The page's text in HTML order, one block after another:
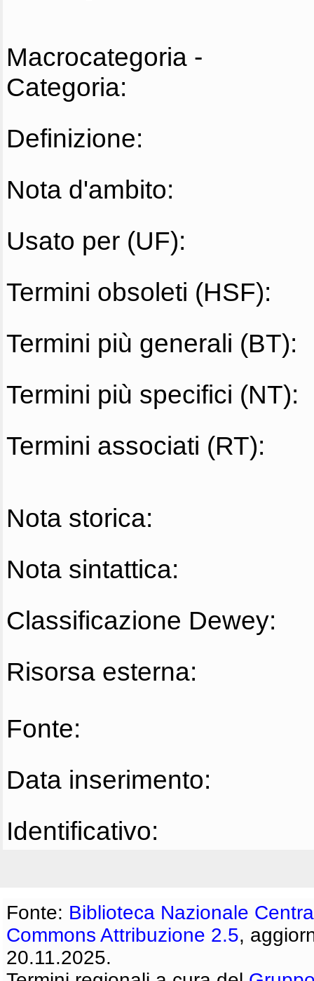
Macrocategoria -
Categoria:
Definizione:
Nota d'ambito:
Usato per (UF):
Termini obsoleti (HSF):
Termini più generali (BT):
Termini più specifici (NT):
Termini associati (RT):
Nota storica:
Nota sintattica:
Classificazione Dewey:
Risorsa esterna:
Fonte:
Data inserimento:
Identificativo:
Fonte: Biblioteca Nazionale
Commons Attribuzione 2.5,
20.11.2025.